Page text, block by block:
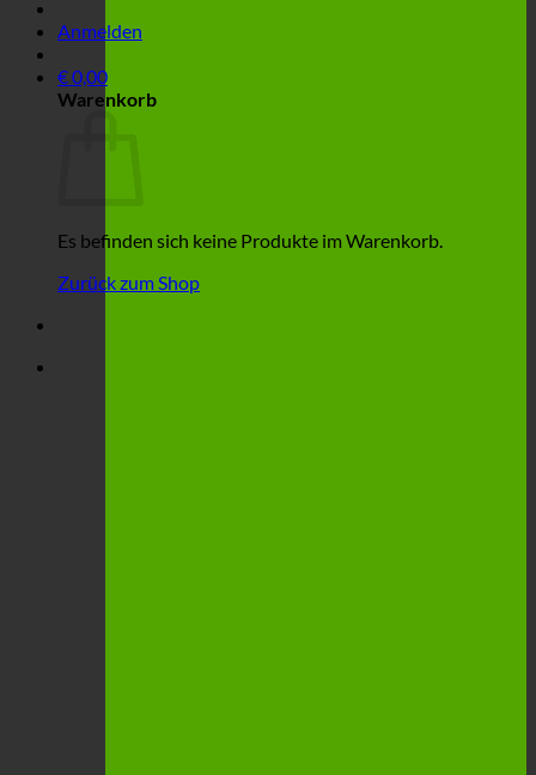
Anmelden
€0,00
Warenkorb
Es befinden sich keine Produkte im Warenkorb.
Zurück zum Shop